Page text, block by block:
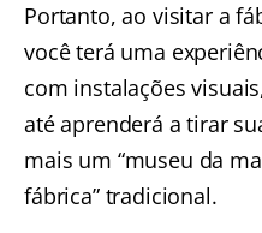
Portanto, ao visitar a
você terá uma
com instalações
até aprenderá a tirar
mais um “museu da
fábrica” tradicional.